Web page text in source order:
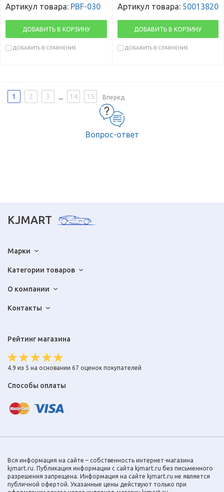
Артикул товара: PBF-030
ДОБАВИТЬ В КОРЗИНУ
ДОБАВИТЬ В СРАВНЕНИЕ
Артикул товара: 50013820
ДОБАВИТЬ В КОРЗИНУ
ДОБАВИТЬ В СРАВНЕНИЕ
1 2 3 ... 14 15 Вперед
Вопрос-ответ
KJMART
Марки
Категории товаров
О компании
Контакты
Рейтинг магазина
4.9 из 5 на основании 67 оценок покупателей
Способы оплаты
Вся информация на сайте – собственность интернет-магазина
kjmart.ru. Публикация информации с сайта kjmart.ru без письменного
разрешения запрещена. Информация на сайте kjmart.ru не является
публичной офертой. Указанные цены действуют только при